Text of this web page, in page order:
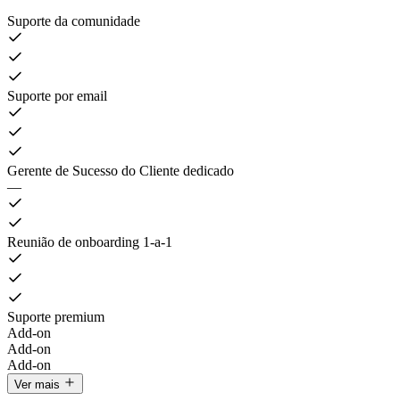
Suporte da comunidade
Suporte por email
Gerente de Sucesso do Cliente dedicado
—
Reunião de onboarding 1-a-1
Suporte premium
Add-on
Add-on
Add-on
Ver mais